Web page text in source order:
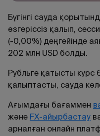
Бүгінгі сауда
өзгеріссіз қалып,
(-0,00%) деңгейінде
202 млн USD болды.
Рубльге қатысты курс
қалыптасты, сауда
Ағымдағы бағаммен
және FX-айырбастау
арналған онлайн